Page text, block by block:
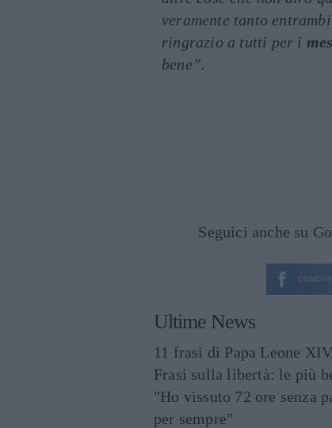
veramente tanto
ringrazio a tutti per i
bene”.
Seguici anche su
Ultime News
11 frasi di Papa Leone
Frasi sulla libertà: le più
"Ho vissuto 72 ore senza
per sempre"